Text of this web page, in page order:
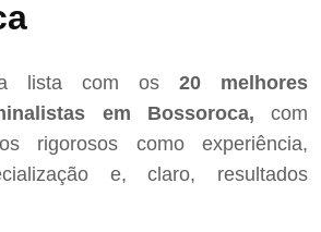
lista com os 20 melhores
em Bossoroca, com
rigorosos como experiência,
e, claro, resultados